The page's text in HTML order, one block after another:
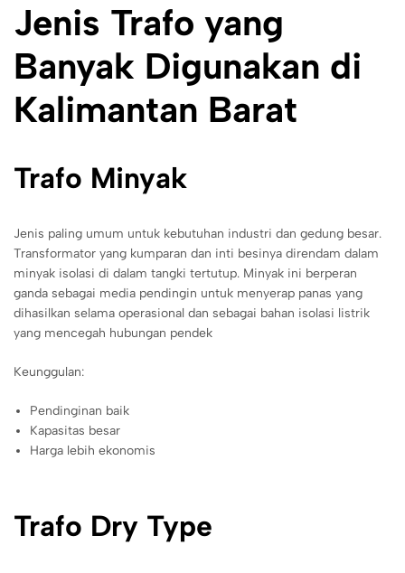
Jenis Trafo yang
Banyak Digunakan di
Kalimantan Barat
Trafo Minyak
Jenis paling umum untuk kebutuhan industri dan gedung besar.
Transformator yang kumparan dan inti besinya direndam dalam
minyak isolasi di dalam tangki tertutup. Minyak ini berperan
ganda sebagai media pendingin untuk menyerap panas yang
dihasilkan selama operasional dan sebagai bahan isolasi listrik
yang mencegah hubungan pendek
Keunggulan:
Pendinginan baik
Kapasitas besar
Harga lebih ekonomis
Trafo Dry Type